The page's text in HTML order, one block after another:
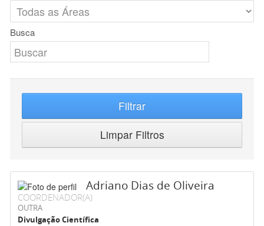
Busca
Filtrar
Limpar Filtros
Adriano Dias de Oliveira
COORDENADOR(A)
OUTRA
Divulgação Científica